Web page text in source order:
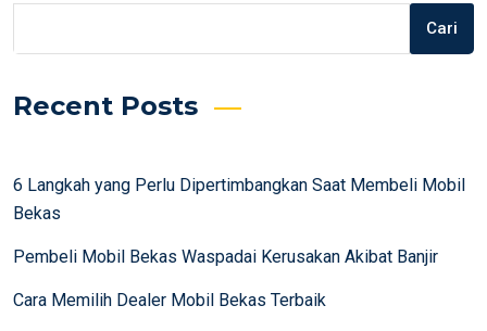
Cari
Recent Posts
6 Langkah yang Perlu Dipertimbangkan Saat Membeli Mobil
Bekas
Pembeli Mobil Bekas Waspadai Kerusakan Akibat Banjir
Cara Memilih Dealer Mobil Bekas Terbaik